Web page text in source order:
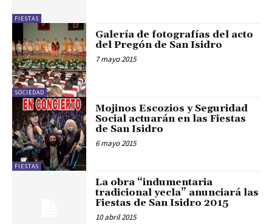
FIESTAS
SOCIEDAD
Galería de fotografías del acto
del Pregón de San Isidro
7 mayo 2015
FIESTAS
Mojinos Escozios y Seguridad
Social actuarán en las Fiestas
de San Isidro
6 mayo 2015
La obra “indumentaria
tradicional yecla” anunciará las
Fiestas de San Isidro 2015
10 abril 2015